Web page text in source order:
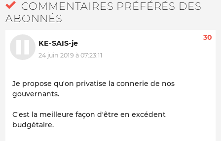
COMMENTAIRES PRÉFÉRÉS DES
ABONNÉS
KE-SAIS-je
24 juin 2019 à 07:23:11
30
Je propose qu'on privatise la connerie de nos
gouvernants.
C'est la meilleure façon d'être en excédent
budgétaire.